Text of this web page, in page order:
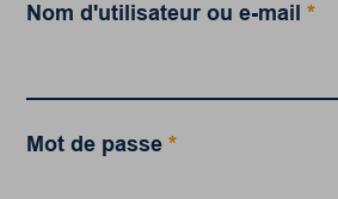
Nom d'utilisateur ou e-mail*
Mot de passe*